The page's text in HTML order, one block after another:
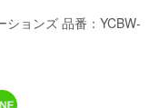
ョンズ 品番：YCBW-